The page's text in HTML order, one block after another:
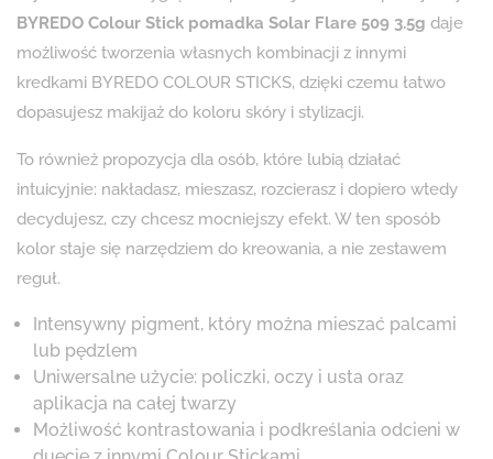
BYREDO Colour Stick pomadka Solar Flare 509 3.5g daje
możliwość tworzenia własnych kombinacji z innymi
kredkami BYREDO COLOUR STICKS, dzięki czemu łatwo
dopasujesz makijaż do koloru skóry i stylizacji.
To również propozycja dla osób, które lubią działać
intuicyjnie: nakładasz, mieszasz, rozcierasz i dopiero wtedy
decydujesz, czy chcesz mocniejszy efekt. W ten sposób
kolor staje się narzędziem do kreowania, a nie zestawem
reguł.
Intensywny pigment, który można mieszać palcami
lub pędzlem
Uniwersalne użycie: policzki, oczy i usta oraz
aplikacja na całej twarzy
Możliwość kontrastowania i podkreślania odcieni w